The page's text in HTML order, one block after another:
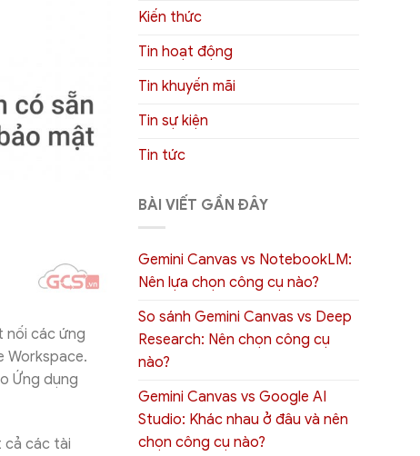
nối các ứng
Workspace.
Ứng dụng
cả các tài
Kiến thức
Tin hoạt động
Tin khuyến mãi
Tin sự kiện
Tin tức
BÀI VIẾT GẦN ĐÂY
Gemini Canvas vs NotebookLM:
Nên lựa chọn công cụ nào?
So sánh Gemini Canvas vs Deep
Research: Nên chọn công cụ
nào?
Gemini Canvas vs Google AI
Studio: Khác nhau ở đâu và nên
chọn công cụ nào?